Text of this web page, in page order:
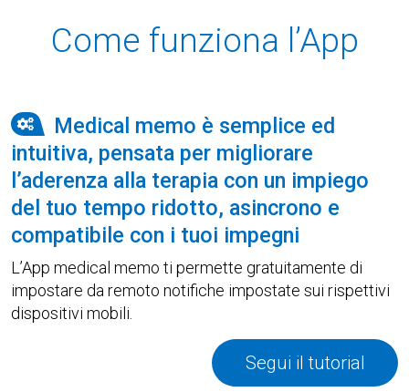
Come funziona l’App
Medical memo è semplice ed
intuitiva, pensata per migliorare
l’aderenza alla terapia con un impiego
del tuo tempo ridotto, asincrono e
compatibile con i tuoi impegni
L’App medical memo ti permette gratuitamente di
impostare da remoto notifiche impostate sui rispettivi
dispositivi mobili.
Segui il tutorial